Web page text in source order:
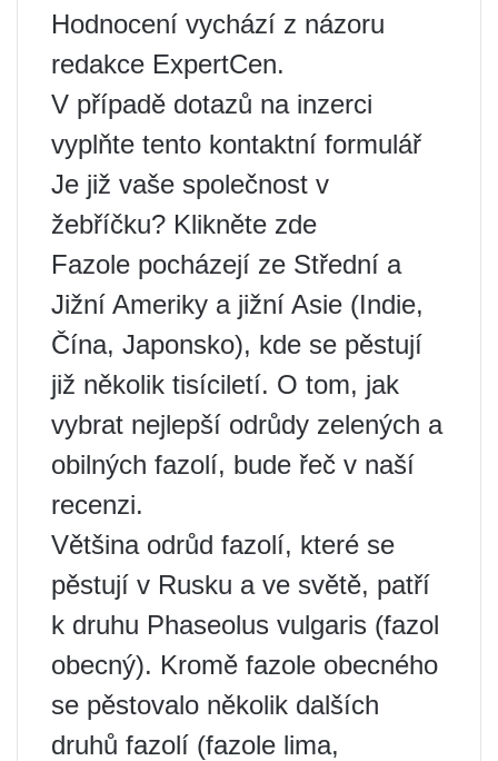
Hodnocení vychází z názoru
redakce ExpertCen.
V případě dotazů na inzerci
vyplňte tento kontaktní formulář
Je již vaše společnost v
žebříčku? Klikněte zde
Fazole pocházejí ze Střední a
Jižní Ameriky a jižní Asie (Indie,
Čína, Japonsko), kde se pěstují
již několik tisíciletí. O tom, jak
vybrat nejlepší odrůdy zelených a
obilných fazolí, bude řeč v naší
recenzi.
Většina odrůd fazolí, které se
pěstují v Rusku a ve světě, patří
k druhu Phaseolus vulgaris (fazol
obecný). Kromě fazole obecného
se pěstovalo několik dalších
druhů fazolí (fazole lima,